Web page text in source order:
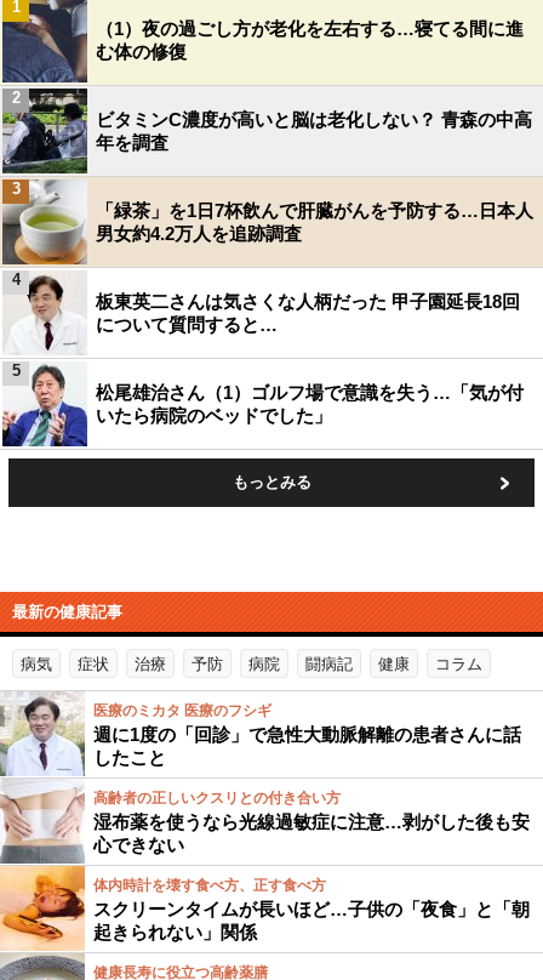
（1）夜の過ごし方が老化を左右する…寝てる間に進
む体の修復
1
ビタミンC濃度が高いと脳は老化しない？ 青森の中高
年を調査
2
「緑茶」を1日7杯飲んで肝臓がんを予防する…日本人
男女約4.2万人を追跡調査
3
板東英二さんは気さくな人柄だった 甲子園延長18回
について質問すると…
4
松尾雄治さん（1）ゴルフ場で意識を失う…「気が付
いたら病院のベッドでした」
5
もっとみる
最新の健康記事
病気 症状 治療 予防 病院 闘病記 健康 コラム
医療のミカタ 医療のフシギ
週に1度の「回診」で急性大動脈解離の患者さんに話
したこと
高齢者の正しいクスリとの付き合い方
湿布薬を使うなら光線過敏症に注意…剥がした後も安
心できない
体内時計を壊す食べ方、正す食べ方
スクリーンタイムが長いほど…子供の「夜食」と「朝
起きられない」関係
健康長寿に役立つ高齢薬膳